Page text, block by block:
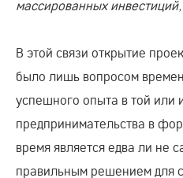
массированных
В этой связи открытие
было лишь вопросом
успешного опыта в той или
предпринимательства в
время является едва ли не
правильным решением для